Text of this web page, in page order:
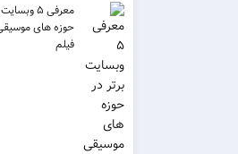
معرفی ۵
حوزه های
فیلم